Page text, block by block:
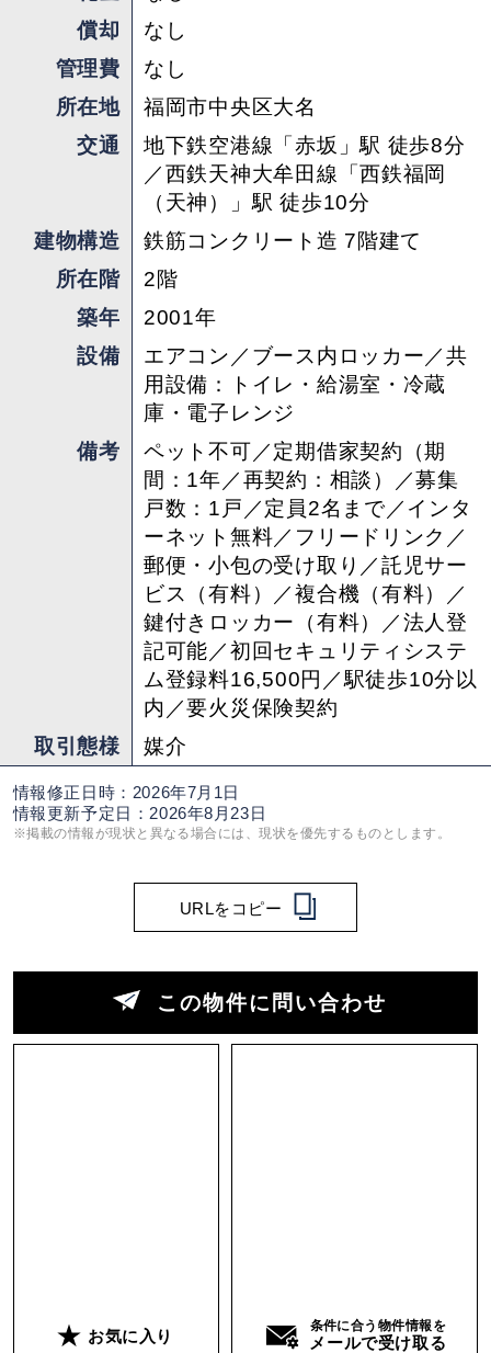
お問い合わせお待ちしております。
償却
なし
管理費
なし
所在地
福岡市中央区大名
交通
地下鉄空港線「赤坂」駅 徒歩8分
／西鉄天神大牟田線「西鉄福岡
（天神）」駅 徒歩10分
建物構造
鉄筋コンクリート造 7階建て
所在階
2階
築年
2001年
設備
エアコン／ブース内ロッカー／共
用設備：トイレ・給湯室・冷蔵
庫・電子レンジ
備考
ペット不可／定期借家契約（期
間：1年／再契約：相談）／募集
戸数：1戸／定員2名まで／インタ
ーネット無料／フリードリンク／
郵便・小包の受け取り／託児サー
ビス（有料）／複合機（有料）／
鍵付きロッカー（有料）／法人登
記可能／初回セキュリティシステ
ム登録料16,500円／駅徒歩10分以
内／要火災保険契約
取引態様
媒介
情報修正日時：2026年7月1日
情報更新予定日：2026年8月23日
※掲載の情報が現状と異なる場合には、現状を優先するものとします。
URLをコピー
この物件に問い合わせ
お気に入り
条件に合う物件情報を
メールで受け取る